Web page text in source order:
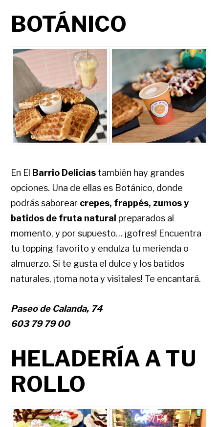
BOTÁNICO
En El Barrio Delicias también hay grandes
opciones. Una de ellas es Botánico, donde
podrás saborear crepes, frappés, zumos y
batidos de fruta natural preparados al
momento, y por supuesto… ¡gofres! Encuentra
tu topping favorito y endulza tu merienda o
almuerzo. Si te gusta el dulce y los batidos
naturales, ¡toma nota y visítales! Te encantará.
Paseo de Calanda, 74
603 79 79 00
HELADERÍA A TU
ROLLO